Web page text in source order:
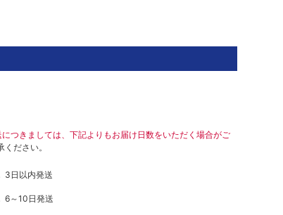
つきましては、下記よりもお届け日数をいただく場合がご
ださい。
3日以内発送
6～10日発送